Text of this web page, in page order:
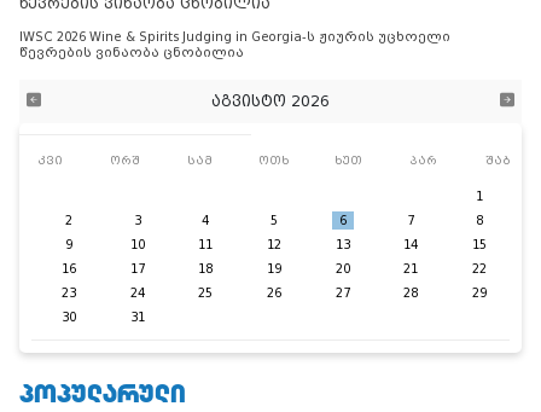
წევრების ვინაობა ცნობილია
IWSC 2026 Wine & Spirits Judging in Georgia-ს ჟიურის უცხოელი
წევრების ვინაობა ცნობილია
აგვისტო 2026
კვი ორშ სამ ოთხ ხუთ პარ შაბ
1
2
3 4 5 6 7
8
9
10 11 12 13 14
15
16
17 18 19 20 21
22
23
24 25 26 27 28
29
30
31
ᲞᲝᲞᲣᲚᲐᲠᲣᲚᲘ